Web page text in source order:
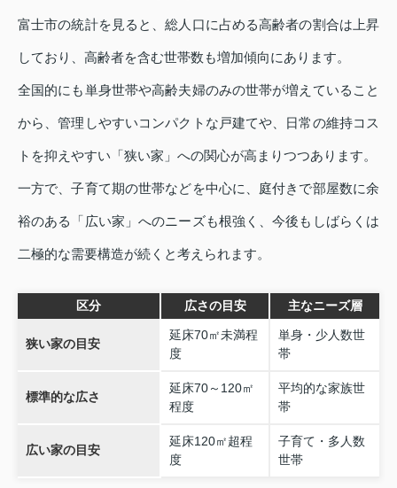
富士市の統計を見ると、総人口に占める高齢者の割合は上昇
しており、高齢者を含む世帯数も増加傾向にあります。
全国的にも単身世帯や高齢夫婦のみの世帯が増えていること
から、管理しやすいコンパクトな戸建てや、日常の維持コス
トを抑えやすい「狭い家」への関心が高まりつつあります。
一方で、子育て期の世帯などを中心に、庭付きで部屋数に余
裕のある「広い家」へのニーズも根強く、今後もしばらくは
二極的な需要構造が続くと考えられます。
区分 広さの目安 主なニーズ層
狭い家の目安
延床70㎡未満程
度
単身・少人数世
帯
標準的な広さ
延床70～120㎡
程度
平均的な家族世
帯
広い家の目安
延床120㎡超程
度
子育て・多人数
世帯